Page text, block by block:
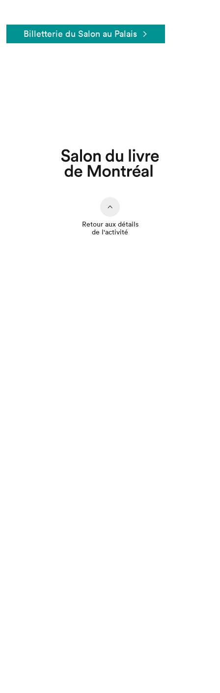
Billetterie du Salon au Palais
Retour aux détails
de l'activité